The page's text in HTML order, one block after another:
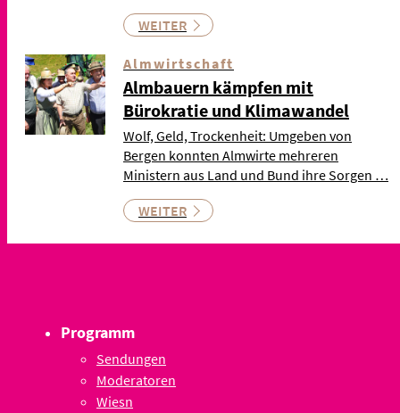
WEITER
Almwirtschaft
Almbauern kämpfen mit
Bürokratie und Klimawandel
Wolf, Geld, Trockenheit: Umgeben von
Bergen konnten Almwirte mehreren
Ministern aus Land und Bund ihre Sorgen …
WEITER
Programm
Sendungen
Moderatoren
Wiesn